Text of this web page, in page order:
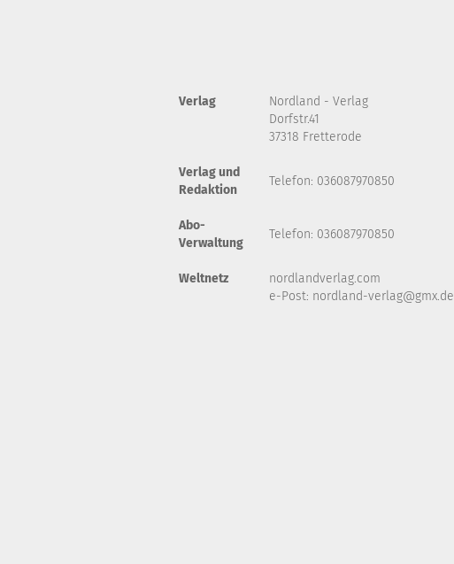
Verlag
Nordland - Verlag
Dorfstr.41
37318 Fretterode
Verlag und
Redaktion
Telefon: 036087970850
Abo-
Verwaltung
Telefon: 036087970850
Weltnetz
nordlandverlag.com
e-Post: nordland-verlag@gmx.de